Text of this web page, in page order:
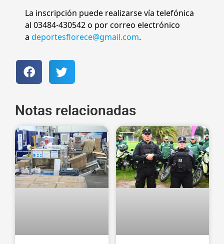
La inscripción puede realizarse vía telefónica
al 03484-430542 o por correo electrónico
a deportesflorece@gmail.com.
Notas relacionadas